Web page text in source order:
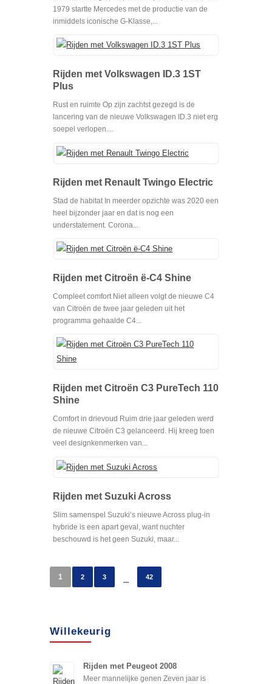
1979 startte Mercedes met de productie van de
inmiddels iconische G-Klasse,...
Rijden met Volkswagen ID.3 1ST
Plus
Rust en ruimte Op zijn zachtst gezegd is de
lancering van de nieuwe Volkswagen ID.3 niet erg
soepel verlopen....
Rijden met Renault Twingo Electric
Stad de habitat In meerder opzichte was 2020 een
heel bijzonder jaar en dat is nog een
understatement. Corona...
Rijden met Citroën ë-C4 Shine
Compleet comfort Niet alleen volgt de nieuwe C4
van Citroën de twee jaar geleden uit het
programma gehaalde C4...
Rijden met Citroën C3 PureTech 110
Shine
Comfort in drievoud Ruim drie jaar geleden werd
de nieuwe Citroën C3 gelanceerd. Hij kreeg toen
veel designkenmerken van...
Rijden met Suzuki Across
Slim samenspel Suzuki’s nieuwe Across plug-in
hybride is een apart geval, want nuchter
beschouwd is het geen Suzuki, maar...
1 2 3 ... 42
Willekeurig
Rijden met Peugeot 2008
Meer mannelijke genen Zeven jaar is